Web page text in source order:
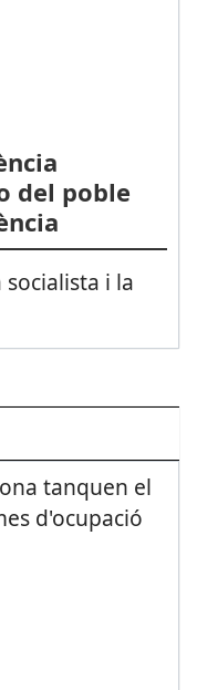
del poble
i la